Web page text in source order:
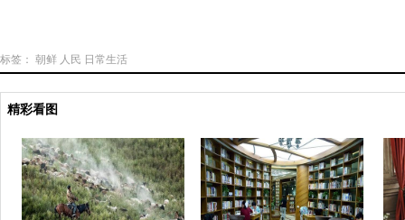
标签： 朝鲜 人民 日常生活
精彩看图